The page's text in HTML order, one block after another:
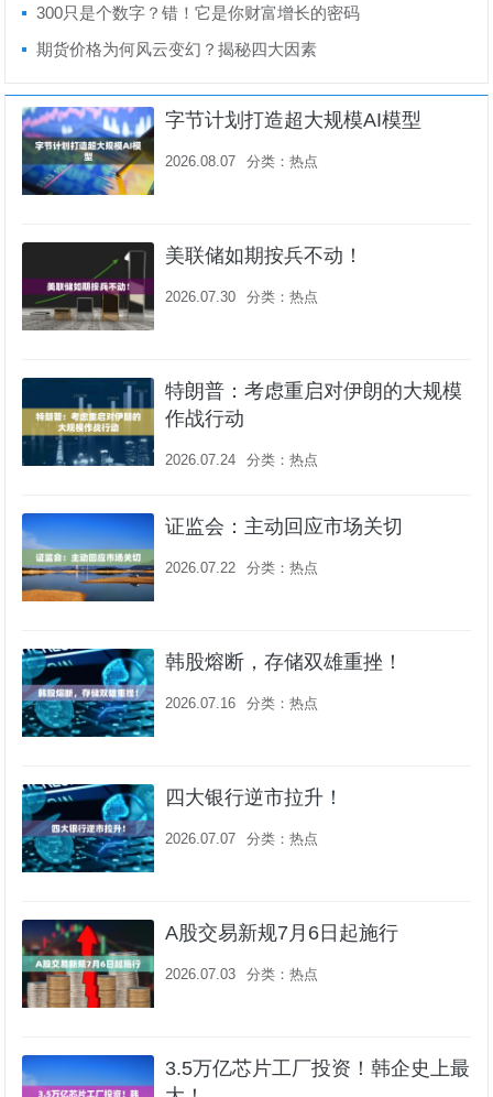
300只是个数字？错！它是你财富增长的密码
期货价格为何风云变幻？揭秘四大因素
字节计划打造超大规模AI模型
2026.08.07 分类：热点
美联储如期按兵不动！
2026.07.30 分类：热点
特朗普：考虑重启对伊朗的大规模
作战行动
2026.07.24 分类：热点
证监会：主动回应市场关切
2026.07.22 分类：热点
韩股熔断，存储双雄重挫！
2026.07.16 分类：热点
四大银行逆市拉升！
2026.07.07 分类：热点
A股交易新规7月6日起施行
2026.07.03 分类：热点
3.5万亿芯片工厂投资！韩企史上最